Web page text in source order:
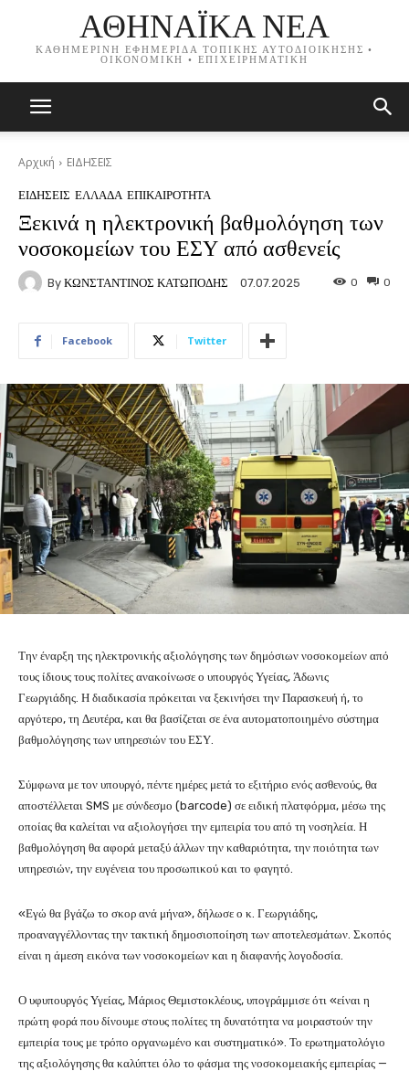
ΑΘΗΝΑΪΚΑ ΝΕΑ
ΚΑΘΗΜΕΡΙΝΗ ΕΦΗΜΕΡΙΔΑ ΤΟΠΙΚΗΣ ΑΥΤΟΔΙΟΙΚΗΣΗΣ •
ΟΙΚΟΝΟΜΙΚΗ • ΕΠΙΧΕΙΡΗΜΑΤΙΚΗ
Αρχική ΕΙΔΗΣΕΙΣ
ΕΙΔΗΣΕΙΣ ΕΛΛΑΔΑ ΕΠΙΚΑΙΡΟΤΗΤΑ
Ξεκινά η ηλεκτρονική βαθμολόγηση των
νοσοκομείων του ΕΣΥ από ασθενείς
By ΚΩΝΣΤΑΝΤΙΝΟΣ ΚΑΤΩΠΟΔΗΣ 07.07.2025 0
0
Facebook Twitter
Την έναρξη της ηλεκτρονικής αξιολόγησης των δημόσιων νοσοκομείων από
τους ίδιους τους πολίτες ανακοίνωσε ο υπουργός Υγείας, Άδωνις
Γεωργιάδης. Η διαδικασία πρόκειται να ξεκινήσει την Παρασκευή ή, το
αργότερο, τη Δευτέρα, και θα βασίζεται σε ένα αυτοματοποιημένο σύστημα
βαθμολόγησης των υπηρεσιών του ΕΣΥ.
Σύμφωνα με τον υπουργό, πέντε ημέρες μετά το εξιτήριο ενός ασθενούς, θα
αποστέλλεται SMS με σύνδεσμο (barcode) σε ειδική πλατφόρμα, μέσω της
οποίας θα καλείται να αξιολογήσει την εμπειρία του από τη νοσηλεία. Η
βαθμολόγηση θα αφορά μεταξύ άλλων την καθαριότητα, την ποιότητα των
υπηρεσιών, την ευγένεια του προσωπικού και το φαγητό.
«Εγώ θα βγάζω το σκορ ανά μήνα», δήλωσε ο κ. Γεωργιάδης,
προαναγγέλλοντας την τακτική δημοσιοποίηση των αποτελεσμάτων. Σκοπός
είναι η άμεση εικόνα των νοσοκομείων και η διαφανής λογοδοσία.
Ο υφυπουργός Υγείας, Μάριος Θεμιστοκλέους, υπογράμμισε ότι «είναι η
πρώτη φορά που δίνουμε στους πολίτες τη δυνατότητα να μοιραστούν την
εμπειρία τους με τρόπο οργανωμένο και συστηματικό». Το ερωτηματολόγιο
της αξιολόγησης θα καλύπτει όλο το φάσμα της νοσοκομειακής εμπειρίας —